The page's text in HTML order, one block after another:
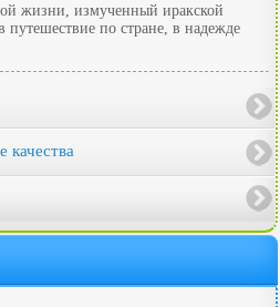
жизни, измученный иракской
путешествие по стране, в надежде
качества